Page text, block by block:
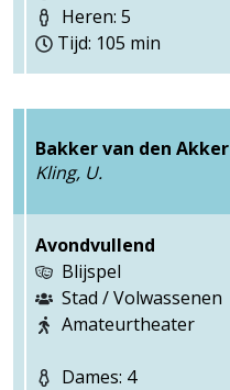
Heren: 5
Tijd: 105 min
Bakker van den Akker
Kling, U.
Avondvullend
Blijspel
Stad / Volwassenen
Amateurtheater
Dames: 4